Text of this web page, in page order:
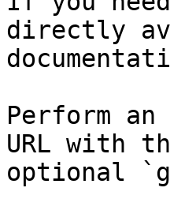
directly
Perform an
URL with
optional